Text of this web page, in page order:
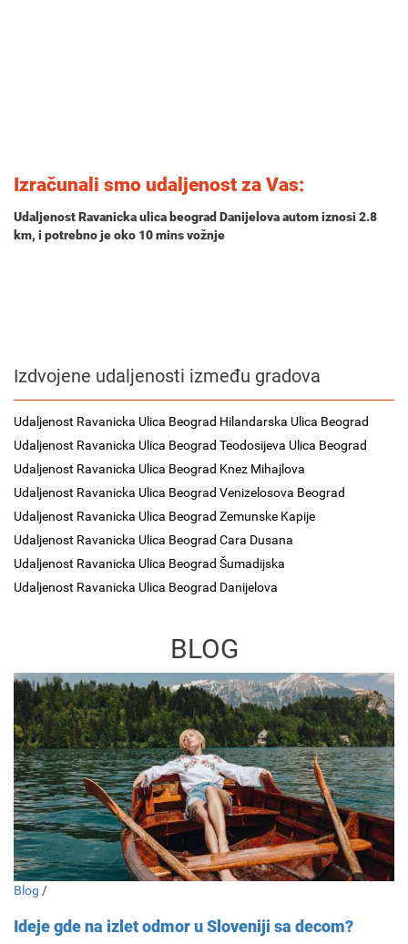
Izračunali smo udaljenost za Vas:
Udaljenost Ravanicka ulica beograd Danijelova autom iznosi 2.8
km, i potrebno je oko 10 minsvožnje
Izdvojene udaljenosti između gradova
Udaljenost Ravanicka Ulica Beograd Hilandarska Ulica Beograd
Udaljenost Ravanicka Ulica Beograd Teodosijeva Ulica Beograd
Udaljenost Ravanicka Ulica Beograd Knez Mihajlova
Udaljenost Ravanicka Ulica Beograd Venizelosova Beograd
Udaljenost Ravanicka Ulica Beograd Zemunske Kapije
Udaljenost Ravanicka Ulica Beograd Cara Dusana
Udaljenost Ravanicka Ulica Beograd Šumadijska
Udaljenost Ravanicka Ulica Beograd Danijelova
BLOG
Blog /
Ideje gde na izlet odmor u Sloveniji sa decom?